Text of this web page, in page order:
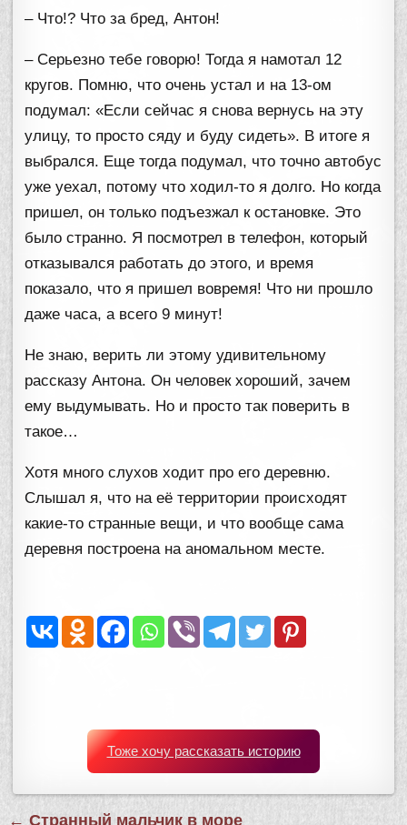
– Что!? Что за бред, Антон!
– Серьезно тебе говорю! Тогда я намотал 12
кругов. Помню, что очень устал и на 13-ом
подумал: «Если сейчас я снова вернусь на эту
улицу, то просто сяду и буду сидеть». В итоге я
выбрался. Еще тогда подумал, что точно автобус
уже уехал, потому что ходил-то я долго. Но когда
пришел, он только подъезжал к остановке. Это
было странно. Я посмотрел в телефон, который
отказывался работать до этого, и время
показало, что я пришел вовремя! Что ни прошло
даже часа, а всего 9 минут!
Не знаю, верить ли этому удивительному
рассказу Антона. Он человек хороший, зачем
ему выдумывать. Но и просто так поверить в
такое…
Хотя много слухов ходит про его деревню.
Слышал я, что на её территории происходят
какие-то странные вещи, и что вообще сама
деревня построена на аномальном месте.
Тоже хочу рассказать историю
Навигация
← Странный мальчик в море